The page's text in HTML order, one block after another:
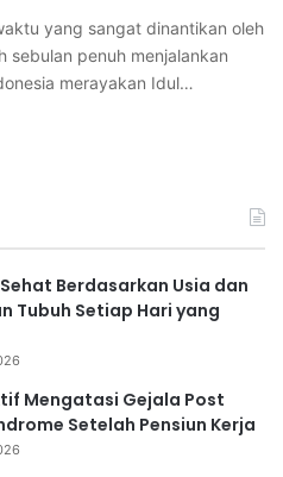
yang sangat dinantikan oleh
sebulan penuh menjalankan
merayakan Idul…
Berdasarkan Usia dan
Tubuh Setiap Hari yang
Mengatasi Gejala Post
Setelah Pensiun Kerja